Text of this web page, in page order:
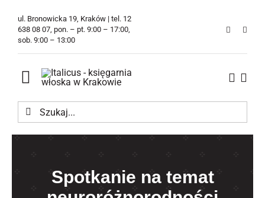
Przejdź
zawartości
ul. Bronowicka 19, Kraków | tel. 12
638 08 07, pon. – pt. 9:00 – 17:00,
sob. 9:00 – 13:00
Toggle
Navigation
Księgarnia
Tłumaczenia
Szukaj
Spotkanie na temat